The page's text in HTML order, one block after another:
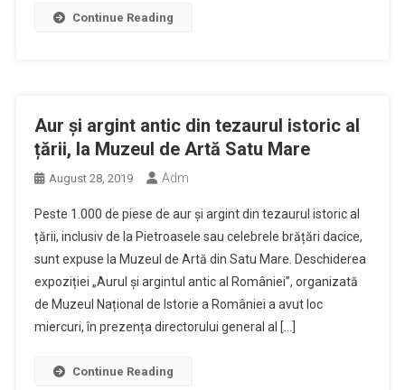
Continue Reading
Aur și argint antic din tezaurul istoric al
țării, la Muzeul de Artă Satu Mare
August 28, 2019 Adm
Peste 1.000 de piese de aur și argint din tezaurul istoric al
țării, inclusiv de la Pietroasele sau celebrele brățări dacice,
sunt expuse la Muzeul de Artă din Satu Mare. Deschiderea
expoziției „Aurul și argintul antic al României”, organizată
de Muzeul Național de Istorie a României a avut loc
miercuri, în prezența directorului general al […]
Continue Reading